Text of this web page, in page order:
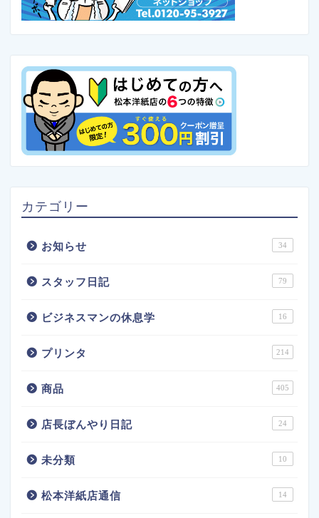
カテゴリー
お知らせ 34
スタッフ日記 79
ビジネスマンの休息学 16
プリンタ 214
商品 405
店長ぼんやり日記 24
未分類 10
松本洋紙店通信 14